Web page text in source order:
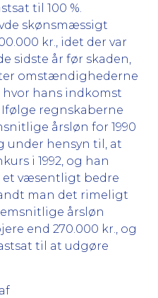
til 100 %.
skønsmæssigt
kr., idet der var
sidste år før skaden,
omstændighederne
hvor hans indkomst
regnskaberne
årsløn for 1990
under hensyn til, at
i 1992, og han
et væsentligt bedre
man det rimeligt
årsløn
end 270.000 kr., og
til at udgøre